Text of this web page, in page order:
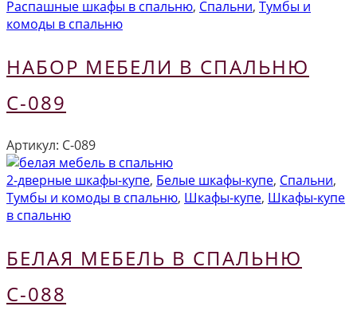
Распашные шкафы в спальню, Спальни, Тумбы и
комоды в спальню
НАБОР МЕБЕЛИ В СПАЛЬНЮ
С-089
Артикул: С-089
2-дверные шкафы-купе, Белые шкафы-купе, Спальни,
Тумбы и комоды в спальню, Шкафы-купе, Шкафы-купе
в спальню
БЕЛАЯ МЕБЕЛЬ В СПАЛЬНЮ
С-088